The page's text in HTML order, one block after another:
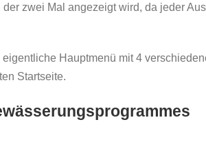
der zwei Mal angezeigt wird, da jeder
Hauptmenü mit 4
Startseite.